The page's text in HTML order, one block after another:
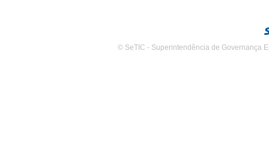
© SeTIC - Superintendência de Governança